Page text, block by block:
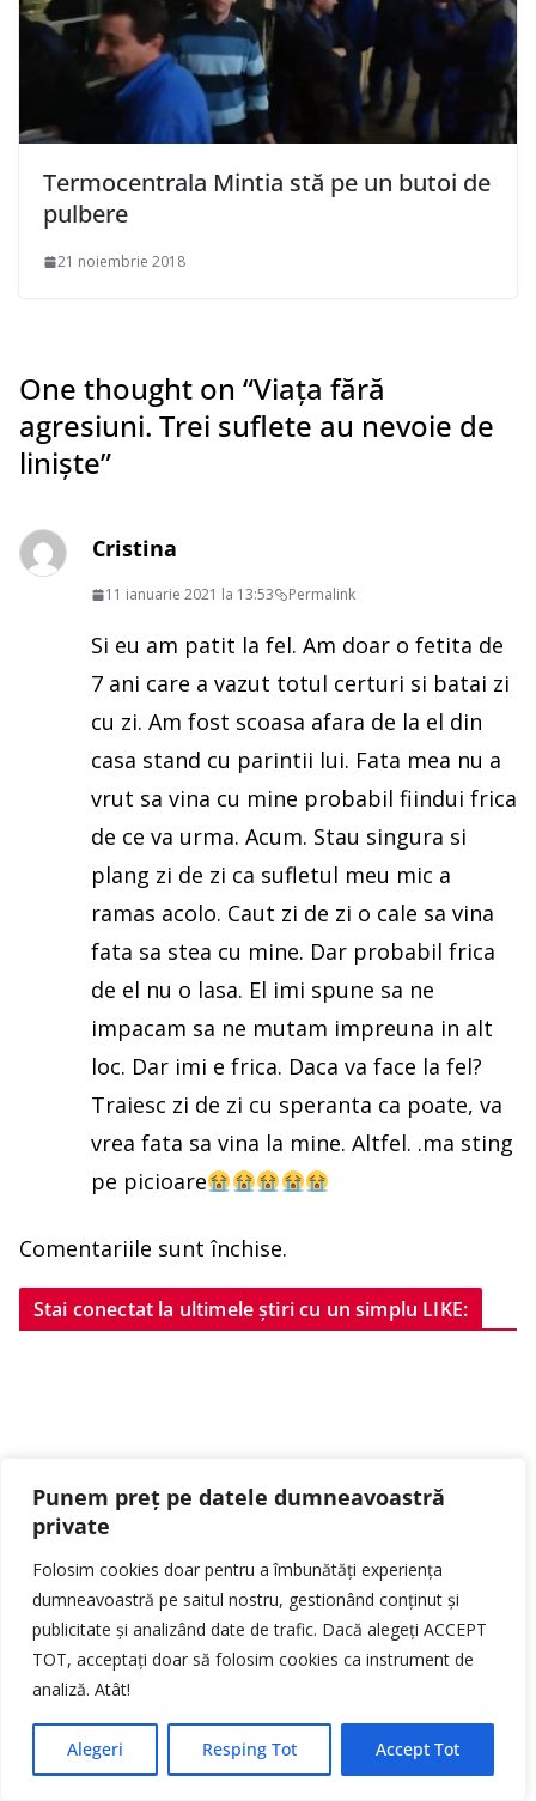
Punem preț pe datele dumneavoastră
private
Folosim cookies doar pentru a îmbunătăți experiența
dumneavoastră pe saitul nostru, gestionând conținut și
publicitate și analizând date de trafic. Dacă alegeți ACCEPT
TOT, acceptați doar să folosim cookies ca instrument de
analiză. Atât!
Alegeri Resping Tot Accept Tot
Termocentrala Mintia stă pe un butoi de
pulbere
21 noiembrie 2018
One thought on “Viața fără
agresiuni. Trei suflete au nevoie de
liniște”
Cristina
11 ianuarie 2021 la 13:53 Permalink
Si eu am patit la fel. Am doar o fetita de
7 ani care a vazut totul certuri si batai zi
cu zi. Am fost scoasa afara de la el din
casa stand cu parintii lui. Fata mea nu a
vrut sa vina cu mine probabil fiindui frica
de ce va urma. Acum. Stau singura si
plang zi de zi ca sufletul meu mic a
ramas acolo. Caut zi de zi o cale sa vina
fata sa stea cu mine. Dar probabil frica
de el nu o lasa. El imi spune sa ne
impacam sa ne mutam impreuna in alt
loc. Dar imi e frica. Daca va face la fel?
Traiesc zi de zi cu speranta ca poate, va
vrea fata sa vina la mine. Altfel. .ma sting
pe picioare
Comentariile sunt închise.
Stai conectat la ultimele știri cu un simplu LIKE: